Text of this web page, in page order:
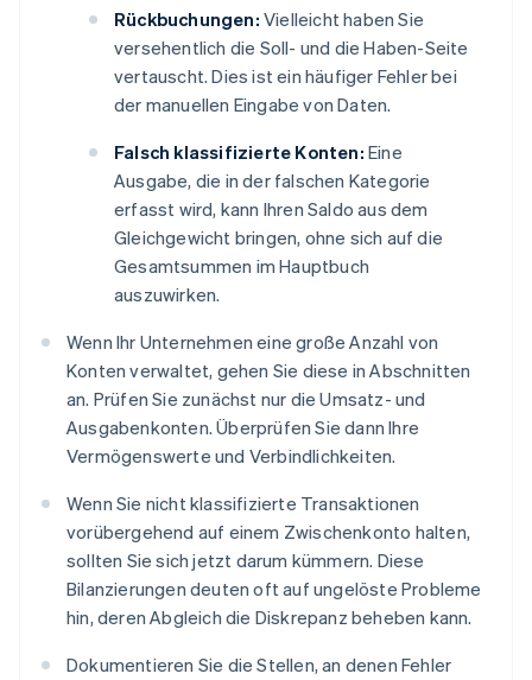
Rückbuchungen: Vielleicht haben Sie
versehentlich die Soll- und die Haben-Seite
vertauscht. Dies ist ein häufiger Fehler bei
der manuellen Eingabe von Daten.
Falsch klassifizierte Konten: Eine
Ausgabe, die in der falschen Kategorie
erfasst wird, kann Ihren Saldo aus dem
Gleichgewicht bringen, ohne sich auf die
Gesamtsummen im Hauptbuch
auszuwirken.
Wenn Ihr Unternehmen eine große Anzahl von
Konten verwaltet, gehen Sie diese in Abschnitten
an. Prüfen Sie zunächst nur die Umsatz- und
Ausgabenkonten. Überprüfen Sie dann Ihre
Vermögenswerte und Verbindlichkeiten.
Wenn Sie nicht klassifizierte Transaktionen
vorübergehend auf einem Zwischenkonto halten,
sollten Sie sich jetzt darum kümmern. Diese
Bilanzierungen deuten oft auf ungelöste Probleme
hin, deren Abgleich die Diskrepanz beheben kann.
Dokumentieren Sie die Stellen, an denen Fehler